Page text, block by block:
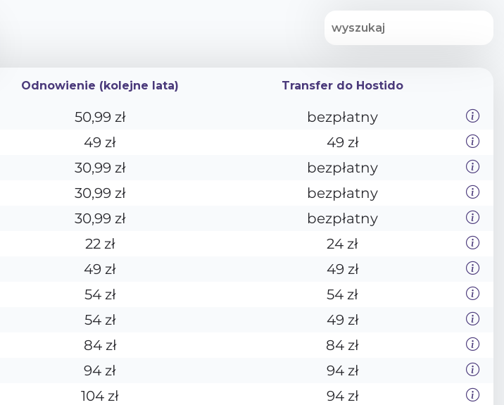
Odnowienie (kolejne lata)
Transfer do Hostido
Odnowienie (kolejne lata) Transfer do Hostido
50,99 zł
bezpłatny
49 zł
49 zł
30,99 zł
bezpłatny
30,99 zł
bezpłatny
30,99 zł
bezpłatny
22 zł
24 zł
49 zł
49 zł
54 zł
54 zł
54 zł
49 zł
84 zł
84 zł
94 zł
94 zł
104 zł
94 zł